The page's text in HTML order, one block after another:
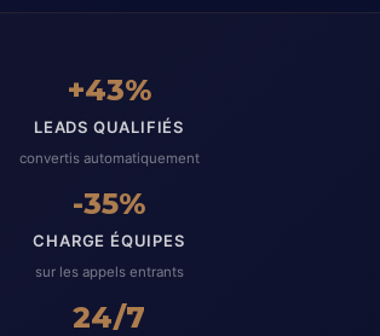
+43%
LEADS QUALIFIÉS
convertis automatiquement
-35%
CHARGE ÉQUIPES
sur les appels entrants
24/7